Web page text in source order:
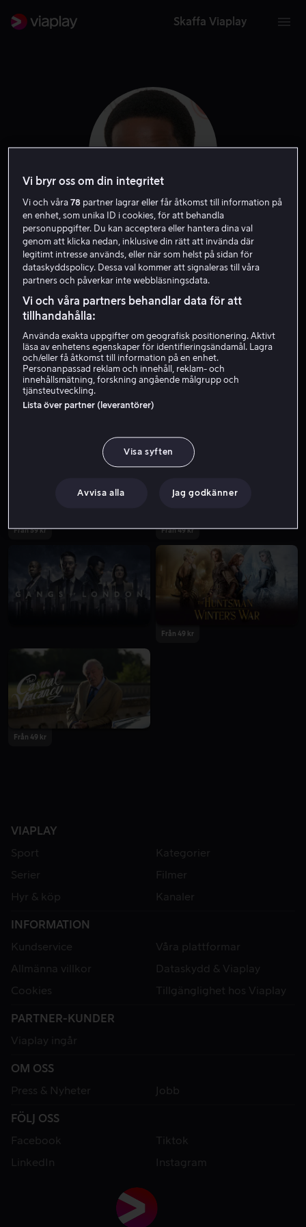
Skaffa Viaplay
Sope Dirisu
Skådespelare
Från 59 kr Från 49 kr
Från 49 kr
Från 49 kr
VIAPLAY
Sport
Kategorier
Serier
Filmer
Hyr & köp
Kanaler
INFORMATION
Kundservice
Våra plattformar
Allmänna villkor
Dataskydd & Viaplay
Cookies
Tillgänglighet hos Viaplay
PARTNER-KUNDER
Viaplay ingår
OM OSS
Press & Nyheter
Jobb
FÖLJ OSS
Facebook
Tiktok
LinkedIn
Instagram
Vi bryr oss om din integritet
Vi och våra78 partner lagrar eller får åtkomst till information på
en enhet, som unika ID i cookies, för att behandla
personuppgifter. Du kan acceptera eller hantera dina val
genom att klicka nedan, inklusive din rätt att invända där
legitimt intresse används, eller när som helst på sidan för
dataskyddspolicy. Dessa val kommer att signaleras till våra
partners och påverkar inte webbläsningsdata.
Vi och våra partners behandlar data för att
tillhandahålla:
Använda exakta uppgifter om geografisk positionering. Aktivt
läsa av enhetens egenskaper för identifieringsändamål. Lagra
och/eller få åtkomst till information på en enhet.
Personanpassad reklam och innehåll, reklam- och
innehållsmätning, forskning angående målgrupp och
tjänsteutveckling.
Lista över partner (leverantörer)
Visa syften
Avvisa alla Jag godkänner